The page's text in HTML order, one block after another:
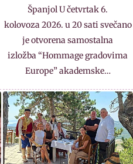
Španjol U četvrtak 6.
kolovoza 2026. u 20 sati svečano
je otvorena samostalna
izložba “Hommage gradovima
Europe” akademske…